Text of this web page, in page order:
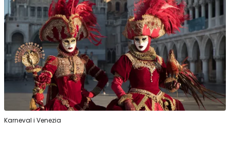
Karneval i Venezia